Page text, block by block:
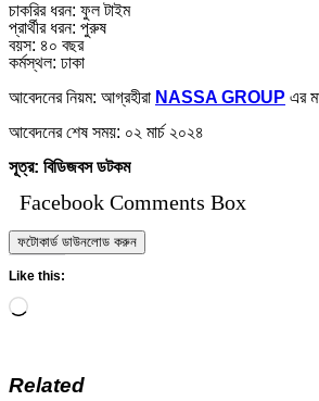
চাকরির ধরন: ফুল টাইম
প্রার্থীর ধরন: পুরুষ
বয়স: ৪০ বছর
কর্মস্থল: ঢাকা
আবেদনের নিয়ম: আগ্রহীরা NASSA GROUP এর
আবেদনের শেষ সময়: ০২ মার্চ ২০২৪
সূত্র: বিডিজবস ডটকম
Facebook Comments Box
ফটোকার্ড ডাউনলোড করুন
Like this:
Loading…
Related